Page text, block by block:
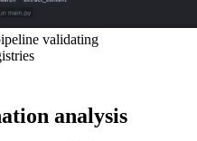
validating
analysis